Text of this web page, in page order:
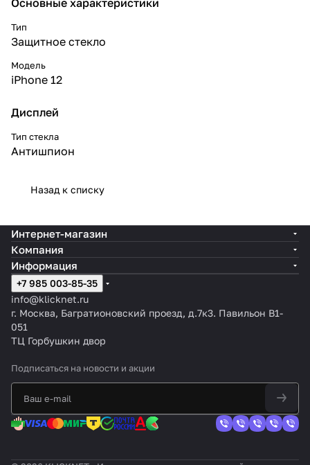
Тип
Защитное стекло
Модель
iPhone 12
Дисплей
Тип стекла
Антишпион
Назад к списку
Интернет-магазин
Компания
Информация
+7 985 003-85-35
info@klicknet.ru
г. Москва, Багратионовский проезд, д.7к3. Павильон B1-
051
ТЦ Горбушкин двор
Подписаться на новости и акции